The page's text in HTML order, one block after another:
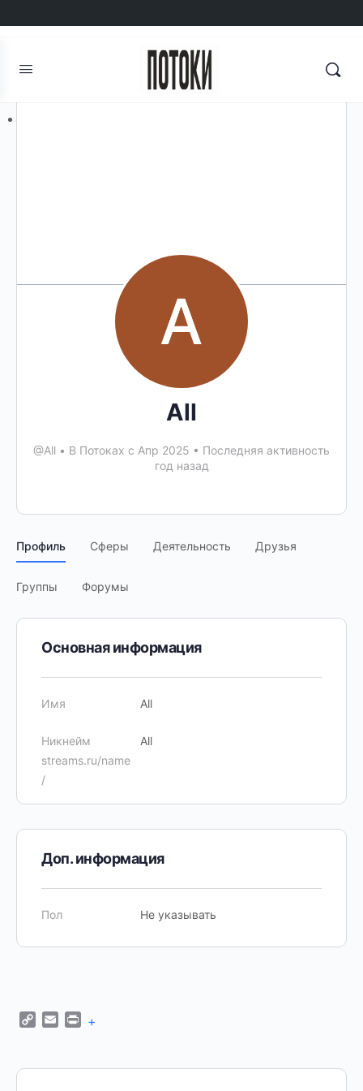
Регистрация
All
@All • В Потоках с Апр 2025 • Последняя активность
год назад
Профиль Сферы Деятельность Друзья
Группы Форумы
Основная информация
Имя All
Никнейм
streams.ru/name
/
All
Доп. информация
Пол Не указывать
CopyEmailPrint
+